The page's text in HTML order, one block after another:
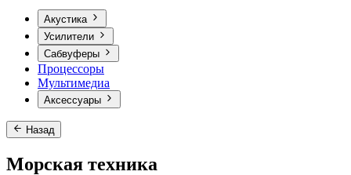
Акустика
Усилители
Сабвуферы
Процессоры
Мультимедиа
Аксессуары
Назад
Морская техника